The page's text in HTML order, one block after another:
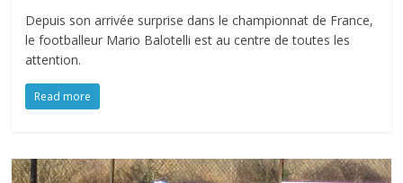
Depuis son arrivée surprise dans le championnat de France,
le footballeur Mario Balotelli est au centre de toutes les
attention.
Read more